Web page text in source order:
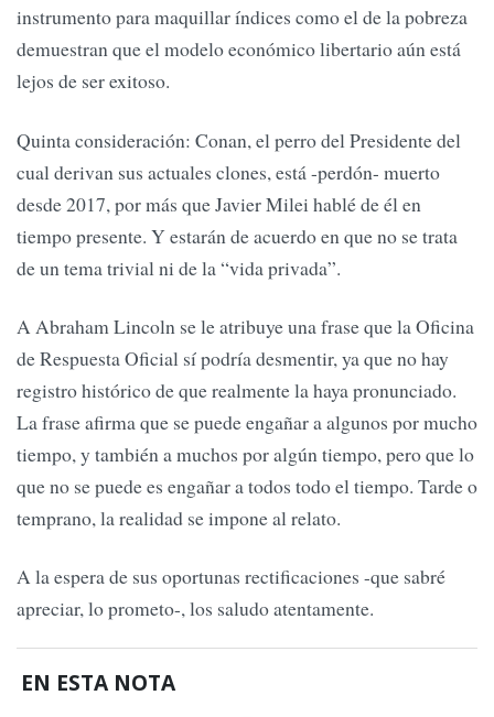
instrumento para maquillar índices como el de la pobreza
demuestran que el modelo económico libertario aún está
lejos de ser exitoso.
Quinta consideración: Conan, el perro del Presidente del
cual derivan sus actuales clones, está -perdón- muerto
desde 2017, por más que Javier Milei hablé de él en
tiempo presente. Y estarán de acuerdo en que no se trata
de un tema trivial ni de la “vida privada”.
A Abraham Lincoln se le atribuye una frase que la Oficina
de Respuesta Oficial sí podría desmentir, ya que no hay
registro histórico de que realmente la haya pronunciado.
La frase afirma que se puede engañar a algunos por mucho
tiempo, y también a muchos por algún tiempo, pero que lo
que no se puede es engañar a todos todo el tiempo. Tarde o
temprano, la realidad se impone al relato.
A la espera de sus oportunas rectificaciones -que sabré
apreciar, lo prometo-, los saludo atentamente.
EN ESTA NOTA